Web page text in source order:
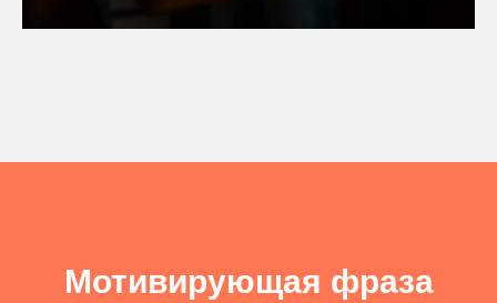
Мотивирующая фраза